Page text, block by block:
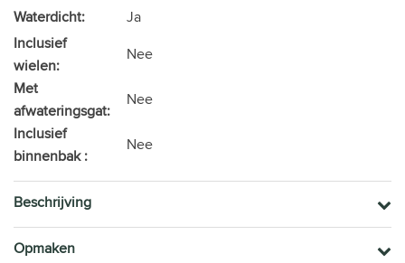
Waterdicht:
Ja
Inclusief
wielen:
Nee
Met
afwateringsgat:
Nee
Inclusief
binnenbak :
Nee
Beschrijving
Opmaken